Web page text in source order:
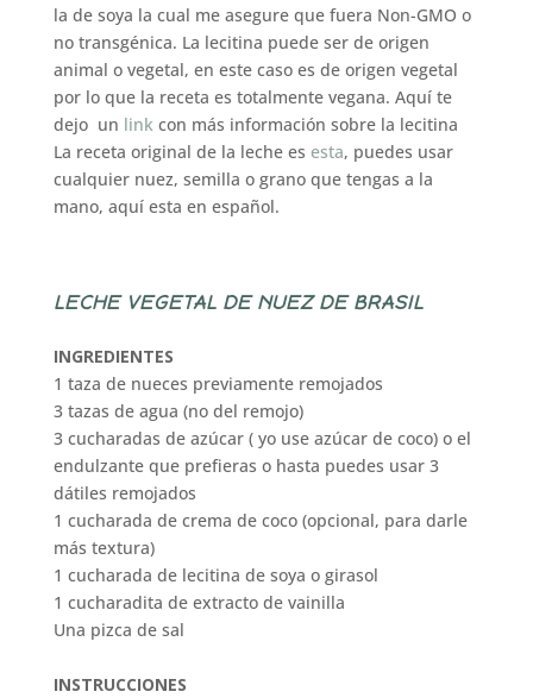
la de soya la cual me asegure que fuera Non-GMO o
no transgénica. La lecitina puede ser de origen
animal o vegetal, en este caso es de origen vegetal
por lo que la receta es totalmente vegana. Aquí te
dejo un linkcon más información sobre la lecitina
La receta original de la leche es esta, puedes usar
cualquier nuez, semilla o grano que tengas a la
mano, aquí esta en español.
LECHE VEGETAL DE NUEZ DE BRASIL
INGREDIENTES
1 taza de nueces previamente remojados
3 tazas de agua (no del remojo)
3 cucharadas de azúcar ( yo use azúcar de coco) o el
endulzante que prefieras o hasta puedes usar 3
dátiles remojados
1 cucharada de crema de coco (opcional, para darle
más textura)
1 cucharada de lecitina de soya o girasol
1 cucharadita de extracto de vainilla
Una pizca de sal
INSTRUCCIONES